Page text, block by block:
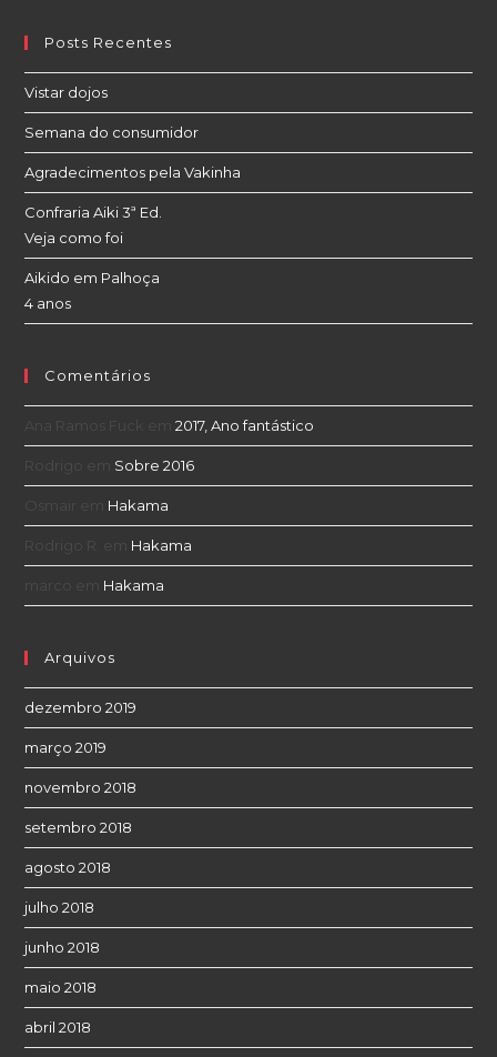
Posts Recentes
Vistar dojos
Semana do consumidor
Agradecimentos pela Vakinha
Confraria Aiki 3ª Ed.
Veja como foi
Aikido em Palhoça
4 anos
Comentários
em2017, Ano fantástico
Sobre 2016
Hakama
Hakama
Hakama
Arquivos
dezembro 2019
março 2019
novembro 2018
setembro 2018
agosto 2018
julho 2018
junho 2018
maio 2018
abril 2018